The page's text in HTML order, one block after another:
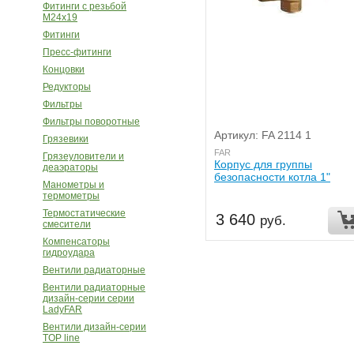
Фитинги с резьбой
M24х19
Фитинги
Пресс-фитинги
Концовки
Редукторы
Фильтры
Фильтры поворотные
Грязевики
Грязеуловители и
деаэраторы
Манометры и
термометры
Термостатические
смесители
Компенсаторы
гидроудара
Вентили радиаторные
Вентили радиаторные
дизайн-серии серии
LadyFAR
Вентили дизайн-серии
TOP line
Артикул: FA 2114 1
FAR
Корпус для группы
безопасности котла 1"
3 640 руб.